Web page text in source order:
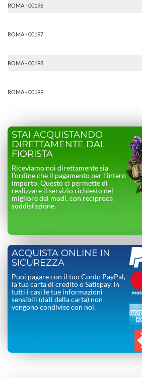
ROMA - 00196
ROMA - 00197
ROMA - 00198
ROMA - 00199
STAI ACQUISTANDO
DIRETTAMENTE DAL
FIORISTA
Riceviamo noi direttamente sia
l’ordine che il pagamento per l’intero
importo. Questo ci permette di
realizzare il servizio richiesto nel
migliore dei modi, con reciproca
soddisfazione.
ACQUISTA ONLINE IN
SICUREZZA
Puoi pagare con il tuo Conto PayPal,
la tua carta di credito o Satispay. In
tutti i casi le tue informazioni
sensibili (dati della carta) non
vengono condivise con noi.